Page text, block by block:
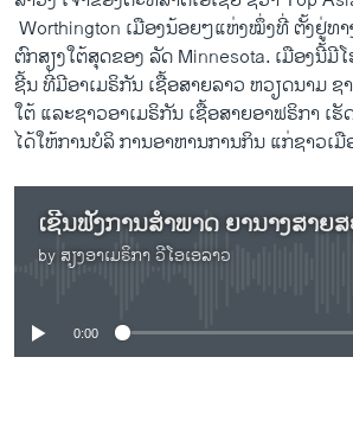
ລາຍງານ
ພາສາຕ່າງໆ
Worthington ເມືອງ​ນ້ອຍໆແຫ່ງໝຶ່ງທີ່ ຕັ້ງ​ຢູ່​ທ
ຕົກ​ສຽງ​ໃຕ້ສຸດ​ຂອງ ລັດ Minnesota. ​ເມືອງ​ນີ້ມີ
ຊີ້ນ ທີ່ມີອາ​ເມຣິກັນ ເຊື້ອສາຍລາວ ຫວຽດນາມ ຊ
ໃຕ້ ​ແລະຊາວອາເມຣິກັນ ເຊື້ອສາຍ​ອາຟຣິກາ ​ເ
ໄດ້​ໃຫ້ການ​ບໍລິ ການ​ອາຫານການກິນ​ ​ແກ່​ຊາວເມື
by ສຽງອາເມຣິກາ ວີໂອເອລາວ
No media source currently
0:00